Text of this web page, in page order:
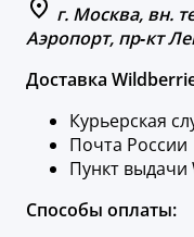
г. Москва, вн.
Аэропорт, пр‑кт
Доставка
Курьерская
Почта России
Пункт
Способы оплаты: